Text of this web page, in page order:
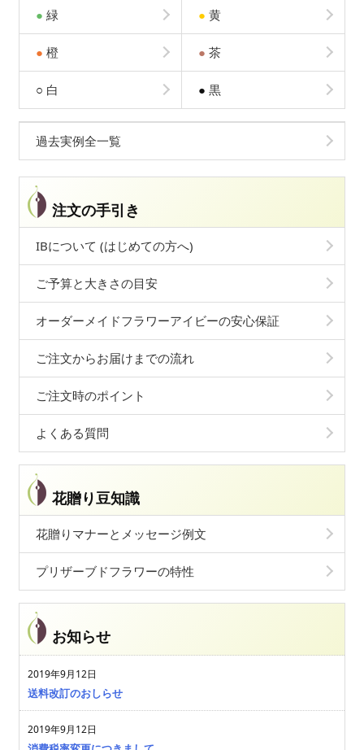
● 緑 ● 黄
● 橙 ● 茶
○ 白 ● 黒
過去実例全一覧
注文の手引き
IBについて (はじめての方へ)
ご予算と大きさの目安
オーダーメイドフラワーアイビーの安心保証
ご注文からお届けまでの流れ
ご注文時のポイント
よくある質問
花贈り豆知識
花贈りマナーとメッセージ例文
プリザーブドフラワーの特性
お知らせ
2019年9月12日
送料改訂のおしらせ
2019年9月12日